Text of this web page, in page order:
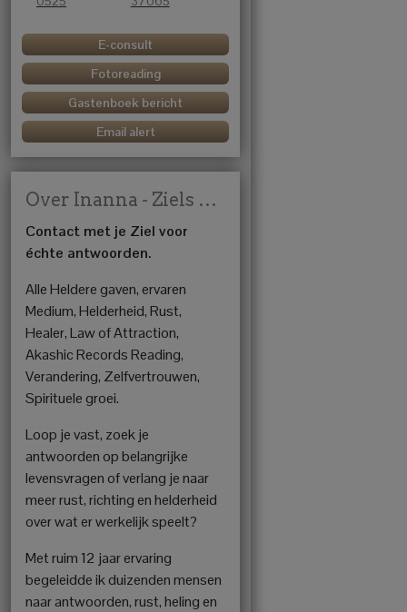
E-consult
Fotoreading
Gastenboek bericht
Email alert
Over Inanna - Ziels Medium
Contact met je Ziel voor
échte antwoorden.
Alle Heldere gaven, ervaren
Medium, Helderheid, Rust,
Healer, Law of Attraction,
Akashic Records Reading,
Verandering, Zelfvertrouwen,
Spirituele groei.
Loop je vast, zoek je
antwoorden op belangrijke
levensvragen of verlang je naar
meer rust, richting en helderheid
over wat er werkelijk speelt?
Met ruim 12 jaar ervaring
begeleidde ik duizenden mensen
naar antwoorden, rust, heling en